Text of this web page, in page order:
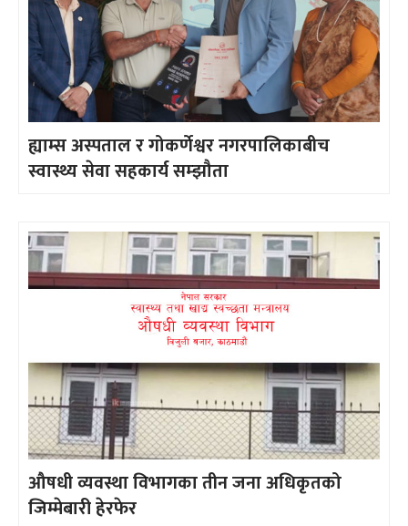
ह्याम्स अस्पताल र गोकर्णेश्वर नगरपालिकाबीच
स्वास्थ्य सेवा सहकार्य सम्झौता
औषधी व्यवस्था विभागका तीन जना अधिकृतको
जिम्मेबारी हेरफेर